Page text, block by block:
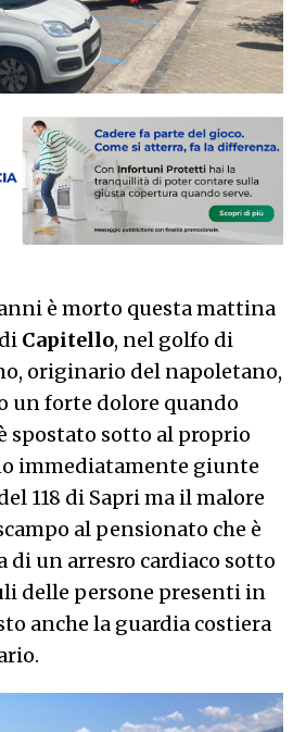
è morto questa mattina
Capitello, nel golfo di
originario del napoletano,
un forte dolore quando
spostato sotto al proprio
immediatamente giunte
118 di Sapri ma il malore
al pensionato che è
di un arresro cardiaco sotto
delle persone presenti in
anche la guardia costiera